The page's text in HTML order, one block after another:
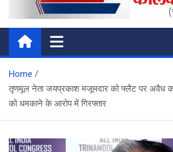
Home
तृणमूल नेता जयप्रकाश मजूमदार को फ्लैट पर अवैध
को धमकाने के आरोप में गिरफ्तार